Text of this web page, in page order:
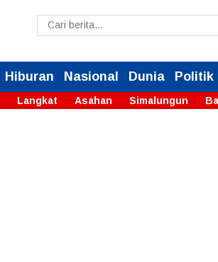
Hiburan Nasional Dunia Politik
Langkat Asahan Simalungun